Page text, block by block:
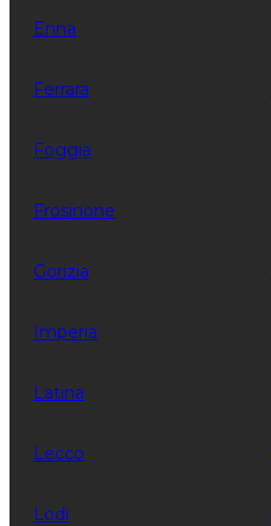
Enna
Ferrara
Foggia
Frosinone
Gorizia
Imperia
Latina
Lecco
Lodi